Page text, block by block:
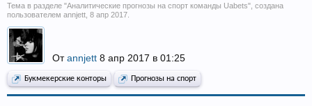
Тема в разделе "Аналитические прогнозы на спорт команды Uabets", создана
пользователем annjett 8 апр 2017
От annjett 8 апр 2017 в 01:25
Букмекерские конторы Прогнозы на спорт